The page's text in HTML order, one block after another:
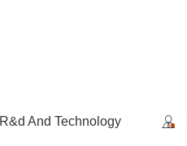
R&d And Technology